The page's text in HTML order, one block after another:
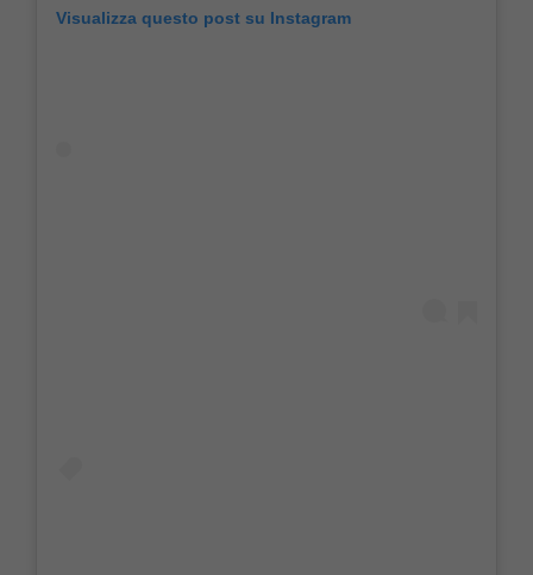
Visualizza questo post su Instagram